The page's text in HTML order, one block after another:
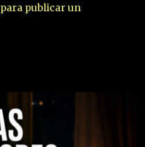
para publicar un